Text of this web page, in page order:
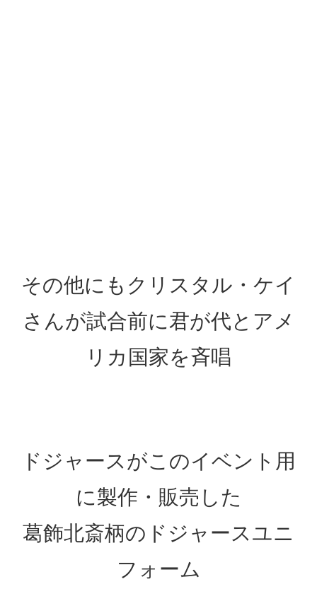
その他にもクリスタル・ケイ
さんが試合前に君が代とアメ
リカ国家を斉唱
ドジャースがこのイベント用
に製作・販売した
葛飾北斎柄のドジャースユニ
フォーム